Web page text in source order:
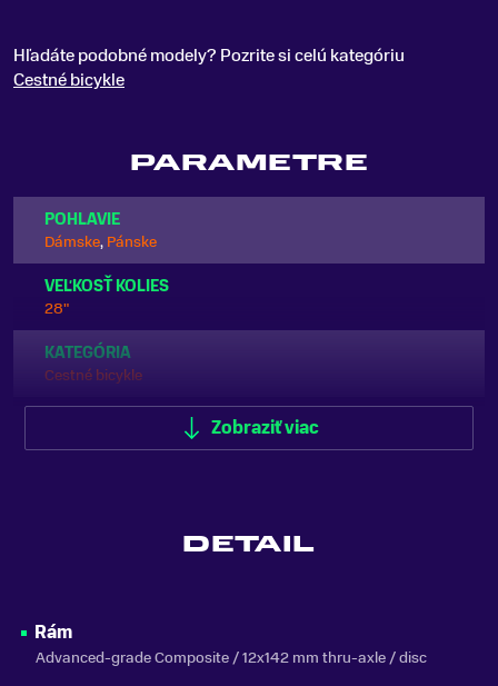
Hľadáte podobné modely? Pozrite si celú kategóriu
Cestné bicykle
PARAMETRE
POHLAVIE
Dámske, Pánske
VEĽKOSŤ KOLIES
28"
KATEGÓRIA
Cestné bicykle
VLASTNOSTI BICYKLA
s prehadzovačkou
Zobraziť viac
DETAIL
Rám
Advanced-grade Composite / 12x142 mm thru-axle / disc